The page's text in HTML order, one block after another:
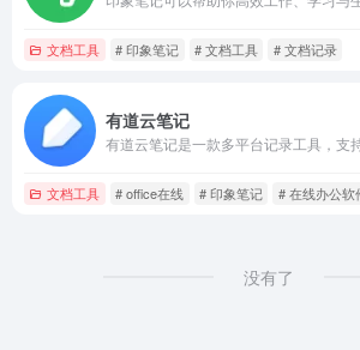
文档工具 # 印象笔记 # 文档工具 # 文档记录
有道云笔记
文档工具 # office在线 # 印象笔记 # 在线办公软
没有了